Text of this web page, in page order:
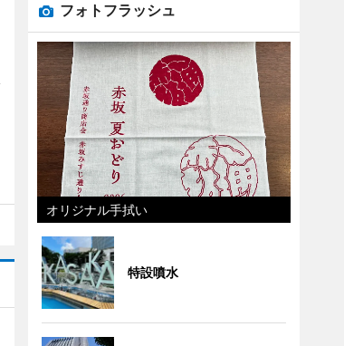
フォトフラッシュ
オリジナル手拭い
特設噴水